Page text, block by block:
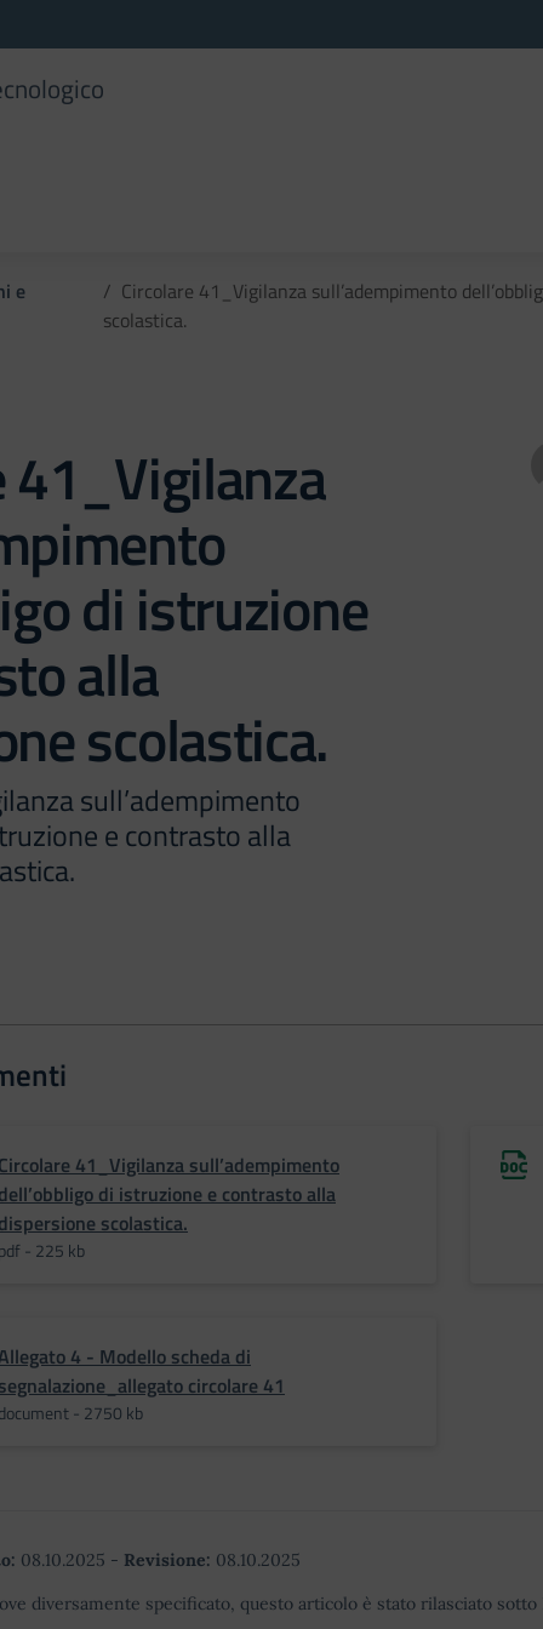
e
Circolare 41_Vigilanza sull’adempimento
scolastica.
41_Vigilanza
di istruzione
alla
scolastica.
sull’adempimento
e contrasto alla
41_Vigilanza sull’adempimento
di istruzione e contrasto alla
scolastica.
- 225 kb
4 - Modello scheda di
circolare 41
- 2750 kb
08.10.2025 - Revisione: 08.10.2025
diversamente specificato, questo articolo è stato rilasciato